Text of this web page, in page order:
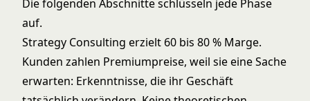
Die folgenden Abschnitte schlüsseln jede Phase
auf.
Strategy Consulting erzielt 60 bis 80 % Marge.
Kunden zahlen Premiumpreise, weil sie eine Sache
erwarten: Erkenntnisse, die ihr Geschäft